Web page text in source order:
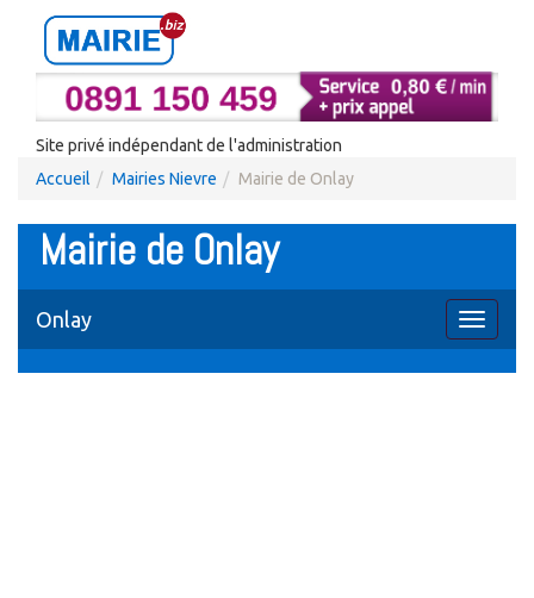
Site privé indépendant de l'administration
Accueil
Mairies Nievre Mairie de Onlay
Mairie de Onlay
Toggle
Onlay